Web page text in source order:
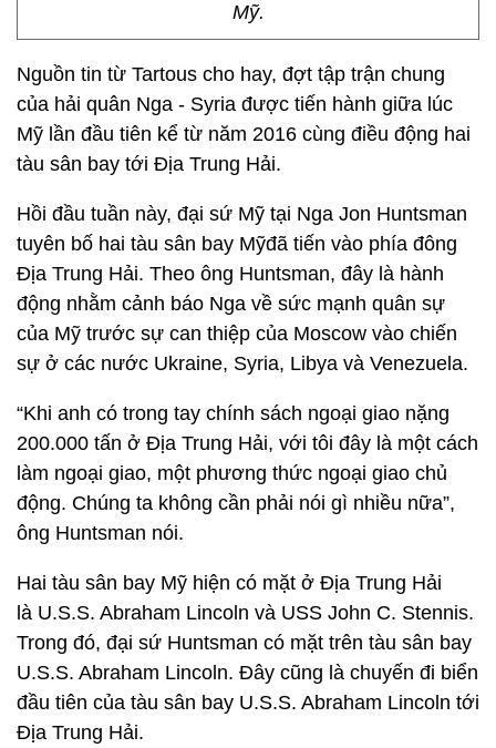
Mỹ.
Nguồn tin từ Tartous cho hay, đợt tập trận chung
của hải quân Nga - Syria được tiến hành giữa lúc
Mỹ lần đầu tiên kể từ năm 2016 cùng điều động hai
tàu sân bay tới Địa Trung Hải.
Hồi đầu tuần này, đại sứ Mỹ tại Nga Jon Huntsman
tuyên bố hai tàu sân bay Mỹđã tiến vào phía đông
Địa Trung Hải. Theo ông Huntsman, đây là hành
động nhằm cảnh báo Nga về sức mạnh quân sự
của Mỹ trước sự can thiệp của Moscow vào chiến
sự ở các nước Ukraine, Syria, Libya và Venezuela.
“Khi anh có trong tay chính sách ngoại giao nặng
200.000 tấn ở Địa Trung Hải, với tôi đây là một cách
làm ngoại giao, một phương thức ngoại giao chủ
động. Chúng ta không cần phải nói gì nhiều nữa”,
ông Huntsman nói.
Hai tàu sân bay Mỹ hiện có mặt ở Địa Trung Hải
là U.S.S. Abraham Lincoln và USS John C. Stennis.
Trong đó, đại sứ Huntsman có mặt trên tàu sân bay
U.S.S. Abraham Lincoln. Đây cũng là chuyến đi biển
đầu tiên của tàu sân bay U.S.S. Abraham Lincoln tới
Địa Trung Hải.